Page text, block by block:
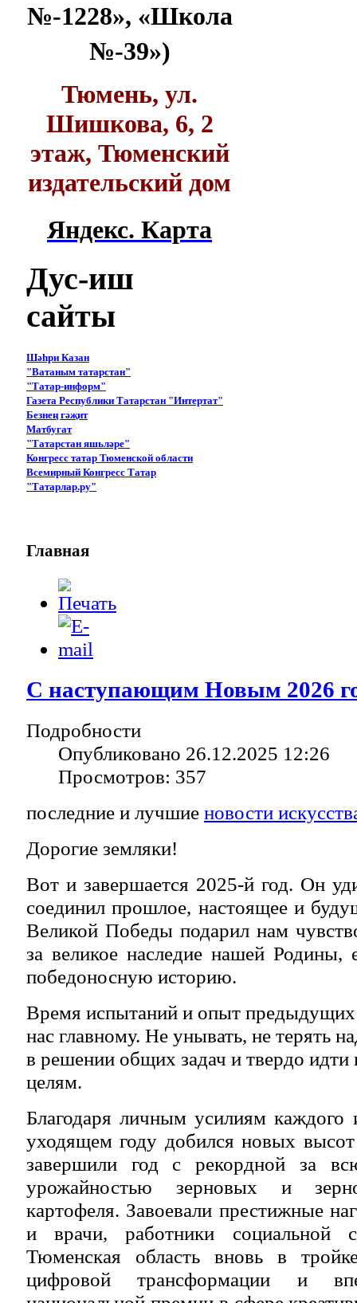
№-1228», «Школа
№-39»)
Тюмень, ул.
Шишкова, 6, 2
этаж, Тюменский
издательский дом
Яндекс. Карта
Дус-иш
сайты
Шәһри Казан
"Ватаным татарстан"
"Татар-информ"
Газета Республики Татарстан "Интертат"
Безнең гәҗит
Матбугат
"Татарстан яшьләре"
Конгресс татар Тюменской области
Всемирный Конгресс Татар
"Татарлар.ру"
Главная
С наступающим Новым 2026
Подробности
Опубликовано 26.12.2025 12:26
Просмотров: 357
последние и лучшие новости
Дорогие земляки!
Вот и завершается 2025-й год. Он
соединил прошлое, настоящее и
Великой Победы подарил нам
за великое наследие нашей Родины,
победоносную историю.
Время испытаний и опыт предыдущих
нас главному. Не унывать, не терять
в решении общих задач и твердо идти
целям.
Благодаря личным усилиям каждого
уходящем году добился новых
завершили год с рекордной за
урожайностью зерновых и
картофеля. Завоевали престижные
и врачи, работники социальной
Тюменская область вновь в
цифровой трансформации и